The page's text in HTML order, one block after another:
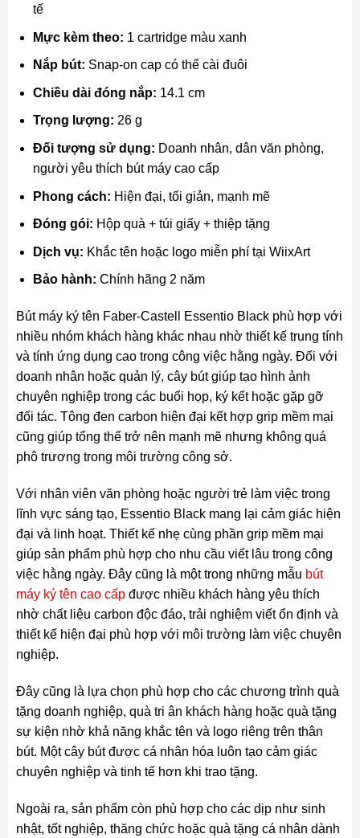
tế
Mực kèm theo: 1 cartridge màu xanh
Nắp bút: Snap-on cap có thể cài đuôi
Chiều dài đóng nắp: 14.1 cm
Trọng lượng: 26 g
Đối tượng sử dụng: Doanh nhân, dân văn phòng,
người yêu thích bút máy cao cấp
Phong cách: Hiện đại, tối giản, mạnh mẽ
Đóng gói: Hộp quà + túi giấy + thiệp tặng
Dịch vụ: Khắc tên hoặc logo miễn phí tại WiixArt
Bảo hành: Chính hãng 2 năm
Bút máy ký tên Faber-Castell Essentio Black phù hợp với
nhiều nhóm khách hàng khác nhau nhờ thiết kế trung tính
và tính ứng dụng cao trong công việc hằng ngày. Đối với
doanh nhân hoặc quản lý, cây bút giúp tạo hình ảnh
chuyên nghiệp trong các buổi họp, ký kết hoặc gặp gỡ
đối tác. Tông đen carbon hiện đại kết hợp grip mềm mại
cũng giúp tổng thể trở nên mạnh mẽ nhưng không quá
phô trương trong môi trường công sở.
Với nhân viên văn phòng hoặc người trẻ làm việc trong
lĩnh vực sáng tạo, Essentio Black mang lại cảm giác hiện
đại và linh hoạt. Thiết kế nhẹ cùng phần grip mềm mại
giúp sản phẩm phù hợp cho nhu cầu viết lâu trong công
việc hằng ngày. Đây cũng là một trong những mẫu bút
máy ký tên cao cấpđược nhiều khách hàng yêu thích
nhờ chất liệu carbon độc đáo, trải nghiệm viết ổn định và
thiết kế hiện đại phù hợp với môi trường làm việc chuyên
nghiệp.
Đây cũng là lựa chọn phù hợp cho các chương trình quà
tặng doanh nghiệp, quà tri ân khách hàng hoặc quà tặng
sự kiện nhờ khả năng khắc tên và logo riêng trên thân
bút. Một cây bút được cá nhân hóa luôn tạo cảm giác
chuyên nghiệp và tinh tế hơn khi trao tặng.
Ngoài ra, sản phẩm còn phù hợp cho các dịp như sinh
nhật, tốt nghiệp, thăng chức hoặc quà tặng cá nhân dành